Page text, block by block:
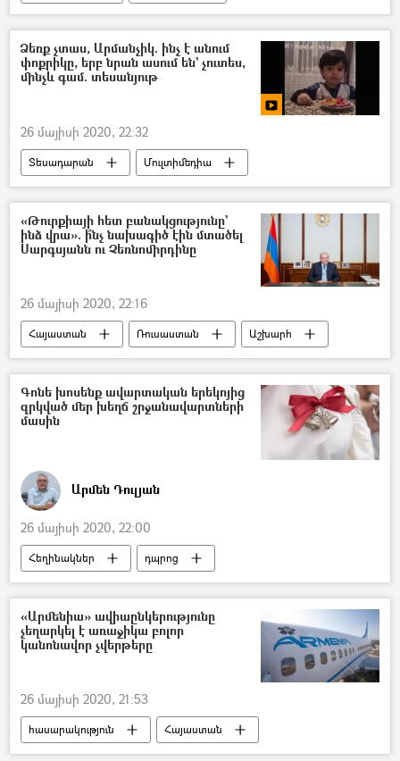
Ռամիլ Սաֆարով
Ձեռք չտաս, Արմանչիկ. ինչ է անում
փոքրիկը, երբ նրան ասում են` չուտես,
մինչև գամ. տեսանյութ
26 մայիսի 2020, 22:32
Տեսադարան
Մուլտիմեդիա
երեխա
քաղցրավենիք
տեսանյութ
«Թուրքիայի հետ բանակցությունը`
ինձ վրա». ի՞նչ նախագիծ էին մտածել
Սարգսյանն ու Չեռնոմիրդինը
26 մայիսի 2020, 22:16
Հայաստան Ռուսաստան
Աշխարհ
Սերգեյ Լավրով
Թուրքիա
գազ
«Գազպրոմ Արմենիա» ընկերություն
Վիկտոր Չեռնոմիրդին
Արմեն Սարգսյան
Գոնե խոսենք ավարտական երեկոյից
զրկված մեր խեղճ շրջանավարտների
մասին
Արմեն Դուլյան
26 մայիսի 2020, 22:00
Հեղինակներ
դպրոց
մասնագիտություն
շրջանավարտ
5 րոպե Դուլյանի հետ
«Արմենիա» ավիաընկերությունը
չեղարկել է առաջիկա բոլոր
կանոնավոր չվերթերը
26 մայիսի 2020, 21:53
հասարակություն
Հայաստան
չվերթ
թռիչք